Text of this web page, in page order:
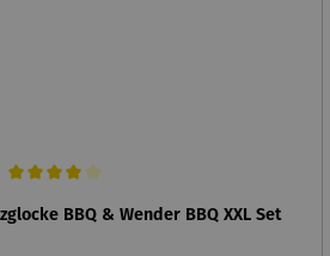
BBQ & Wender BBQ XXL Set